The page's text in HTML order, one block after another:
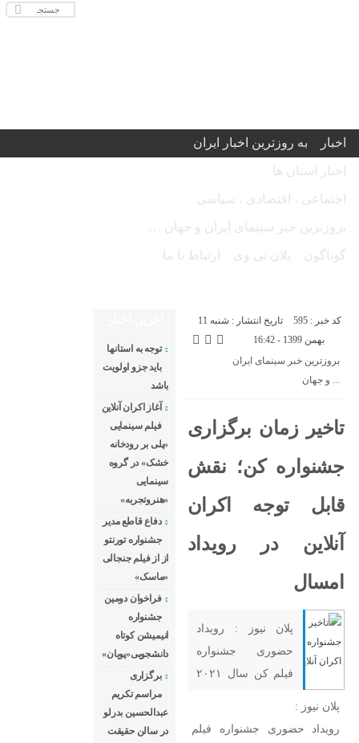
اخبار به روزترین اخبار ایران
اخبار استان ها
اجتماعی ، اقتصادی ، سیاسی
بروزترین خبر سینمای ایران و جهان …
گوناگون پلان تی وی ارتباط با ما
کد خبر : 595
تاریخ انتشار : شنبه 11
بهمن 1399 - 16:42
بروزترین خبر سینمای ایران
و جهان ...
تاخیر زمان برگزاری
جشنواره کن؛ نقش
قابل توجه اکران
آنلاین در رویداد
امسال
پلان نیوز : رویداد
حضوری جشنواره
فیلم کن سال ۲۰۲۱
پلان نیوز :
رویداد حضوری جشنواره فیلم
توجه به استانها
باید جزو اولویت
باشد
آغاز اکران آنلاین
فیلم سینمایی
«پلی بر رودخانه
خشک» در گروه
سینمایی
«هنروتجربه»
دفاع قاطع مدیر
جشنواره تورنتو
از از فیلم جنجالی
«ماسک»
فراخوان دومین
جشنواره
انیمیشن کوتاه
دانشجویی«پویان»
برگزاری
مراسم تکریم
عبدالحسین بدرلو
در سالن حقیقت